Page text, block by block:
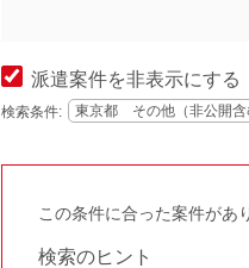
派遣案件を非表示にする
検索条件: 東京都 その他（非公開含
この条件に合った案件があ
検索のヒント